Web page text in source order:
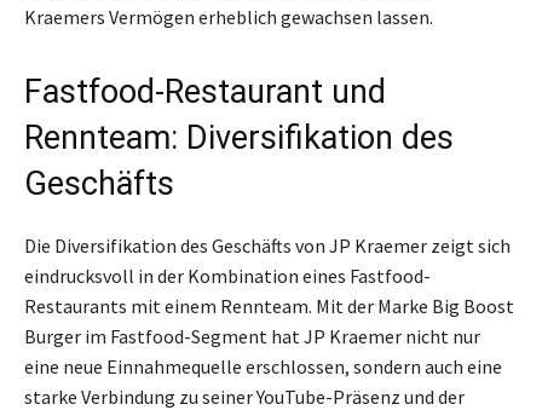
Kraemers Vermögen erheblich gewachsen lassen.
Fastfood-Restaurant und
Rennteam: Diversifikation des
Geschäfts
Die Diversifikation des Geschäfts von JP Kraemer zeigt sich
eindrucksvoll in der Kombination eines Fastfood-
Restaurants mit einem Rennteam. Mit der Marke Big Boost
Burger im Fastfood-Segment hat JP Kraemer nicht nur
eine neue Einnahmequelle erschlossen, sondern auch eine
starke Verbindung zu seiner YouTube-Präsenz und der